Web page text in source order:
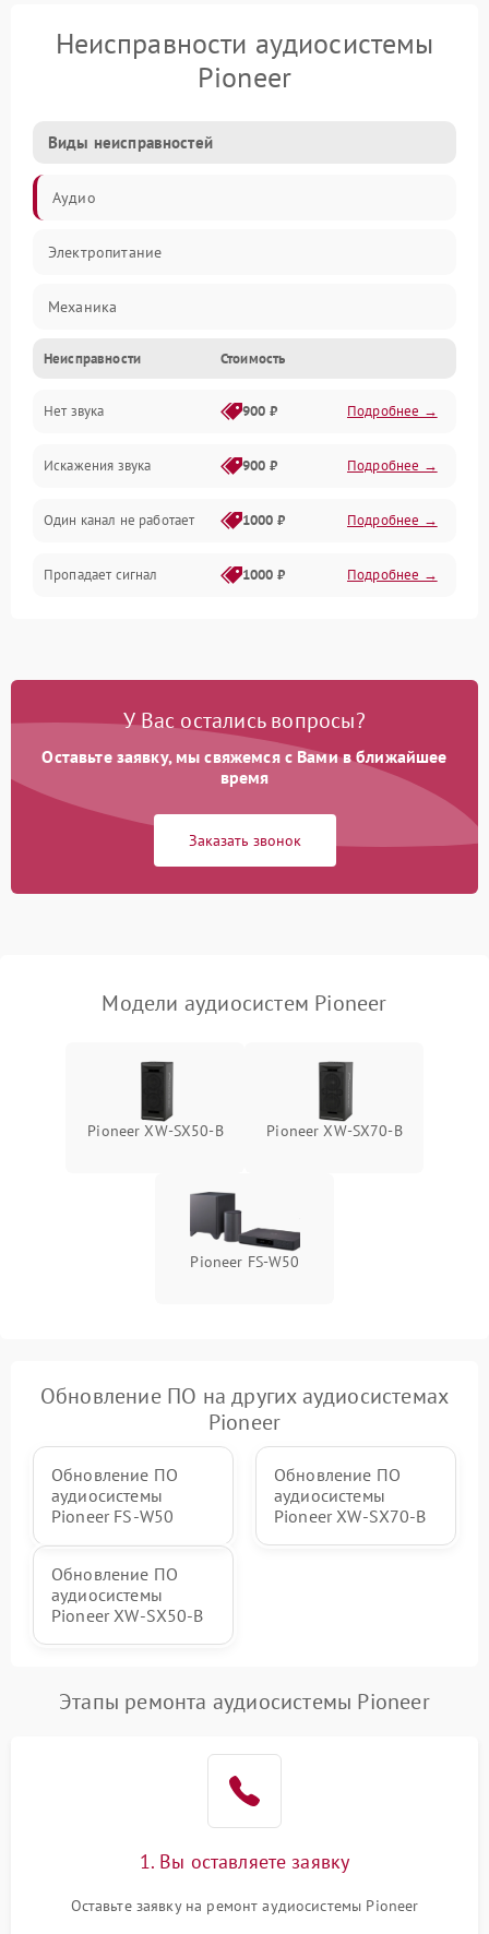
Неисправности аудиосистемы
Pioneer
Виды неисправностей
Аудио
Электропитание
Механика
Управление
Корпус/Герметичность
Электронные компоненты
Неисправности Стоимость
Нет звука 900 ₽ Подробнее →
Искажения звука 900 ₽ Подробнее →
Один канал не работает 1000 ₽ Подробнее →
Пропадает сигнал 1000 ₽ Подробнее →
У Вас остались вопросы?
Оставьте заявку, мы свяжемся с Вами в ближайшее
время
Заказать звонок
Модели аудиосистем Pioneer
Pioneer XW-SX50-B Pioneer XW-SX70-B
Pioneer FS-W50
Обновление ПО на других аудиосистемах
Pioneer
Обновление ПО
аудиосистемы
Pioneer FS-W50
Обновление ПО
аудиосистемы
Pioneer XW-SX70-B
Обновление ПО
аудиосистемы
Pioneer XW-SX50-B
Этапы ремонта аудиосистемы Pioneer
1. Вы оставляете заявку
Оставьте заявку на ремонт аудиосистемы Pioneer